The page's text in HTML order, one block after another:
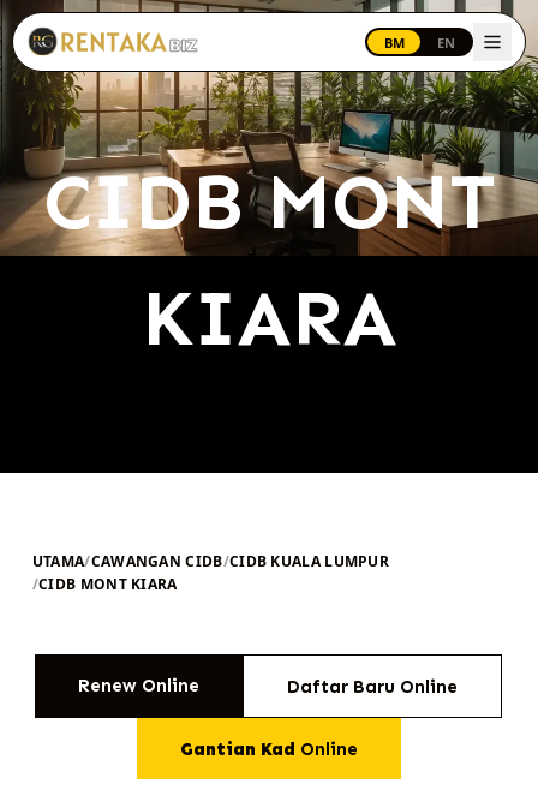
Langkau ke kandungan utama
BM EN
CIDB MONT
KIARA
UTAMA/CAWANGAN CIDB/CIDB KUALA LUMPUR
/CIDB MONT KIARA
Renew Online Daftar Baru Online
Gantian Kad Online